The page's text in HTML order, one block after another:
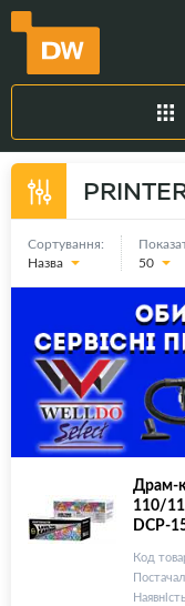
Сортування:
Назва
50
Драм-
110/
DCP-
Код